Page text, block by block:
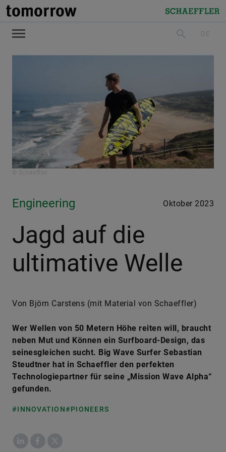
tomorrow
Schaeffler
suchenDE
Engineering Oktober 2023
Jagd auf die
ultimative Welle
Von Björn Carstens (mit Material von Schaeffler)
Wer Wellen von 50 Metern Höhe reiten will, braucht
neben Mut und Können ein Surfboard-Design, das
seinesgleichen sucht. Big Wave Surfer Sebastian
Steudtner hat in Schaeffler den perfekten
Technologiepartner für seine „Mission Wave Alpha“
gefunden.
#INNOVATION#PIONEERS
LinkedInFacebook
X